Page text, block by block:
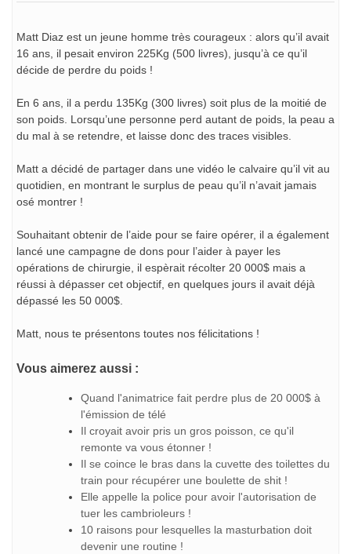
Matt Diaz est un jeune homme très courageux : alors qu’il avait
16 ans, il pesait environ 225Kg (500 livres), jusqu’à ce qu’il
décide de perdre du poids !
En 6 ans, il a perdu 135Kg (300 livres) soit plus de la moitié de
son poids. Lorsqu’une personne perd autant de poids, la peau a
du mal à se retendre, et laisse donc des traces visibles.
Matt a décidé de partager dans une vidéo le calvaire qu’il vit au
quotidien, en montrant le surplus de peau qu’il n’avait jamais
osé montrer !
Souhaitant obtenir de l’aide pour se faire opérer, il a également
lancé une campagne de dons pour l’aider à payer les
opérations de chirurgie, il espèrait récolter 20 000$ mais a
réussi à dépasser cet objectif, en quelques jours il avait déjà
dépassé les 50 000$.
Matt, nous te présentons toutes nos félicitations !
Vous aimerez aussi :
Quand l'animatrice fait perdre plus de 20 000$ à
l'émission de télé
Il croyait avoir pris un gros poisson, ce qu'il
remonte va vous étonner !
Il se coince le bras dans la cuvette des toilettes du
train pour récupérer une boulette de shit !
Elle appelle la police pour avoir l'autorisation de
tuer les cambrioleurs !
10 raisons pour lesquelles la masturbation doit
devenir une routine !